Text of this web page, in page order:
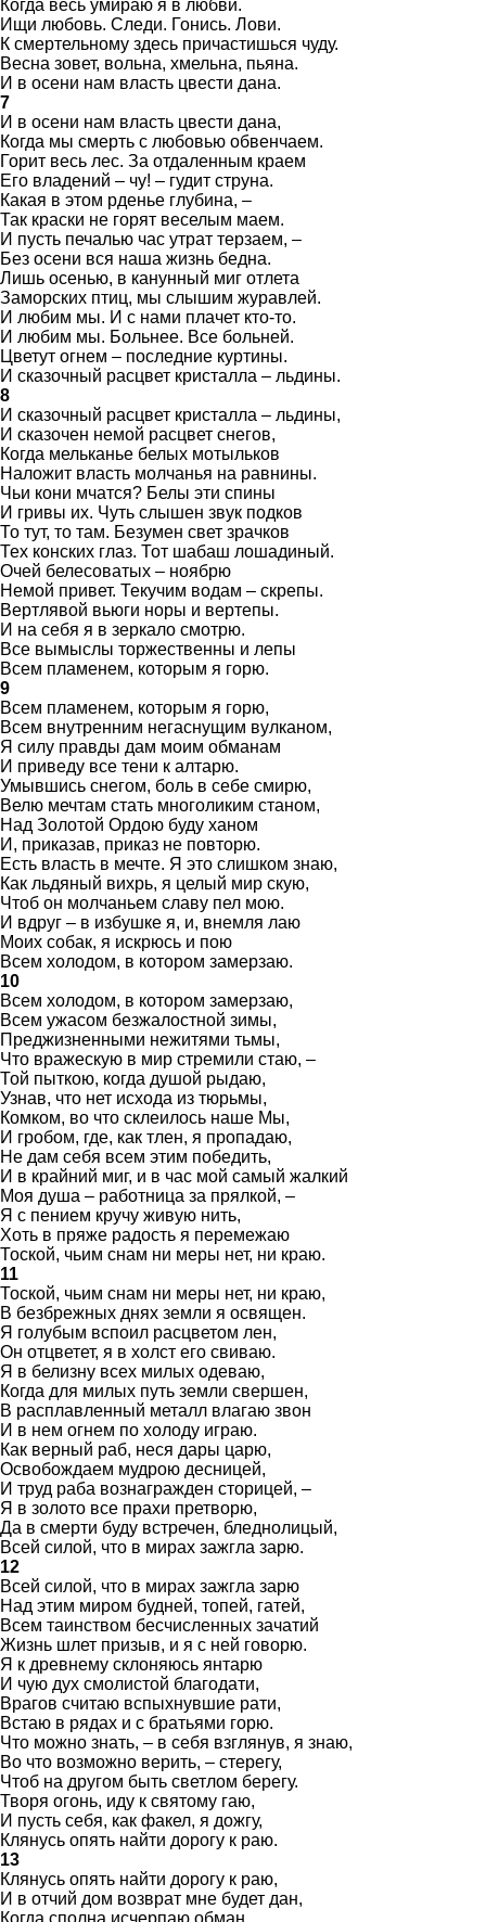
Когда весь умираю я в любви.
Ищи любовь. Следи. Гонись. Лови.
К смертельному здесь причастишься чуду.
Весна зовет, вольна, хмельна, пьяна.
И в осени нам власть цвести дана.
7
И в осени нам власть цвести дана,
Когда мы смерть с любовью обвенчаем.
Горит весь лес. За отдаленным краем
Его владений – чу! – гудит струна.
Какая в этом рденье глубина, –
Так краски не горят веселым маем.
И пусть печалью час утрат терзаем, –
Без осени вся наша жизнь бедна.
Лишь осенью, в канунный миг отлета
Заморских птиц, мы слышим журавлей.
И любим мы. И с нами плачет кто-то.
И любим мы. Больнее. Все больней.
Цветут огнем – последние куртины.
И сказочный расцвет кристалла – льдины.
8
И сказочный расцвет кристалла – льдины,
И сказочен немой расцвет снегов,
Когда мельканье белых мотыльков
Наложит власть молчанья на равнины.
Чьи кони мчатся? Белы эти спины
И гривы их. Чуть слышен звук подков
То тут, то там. Безумен свет зрачков
Тех конских глаз. Тот шабаш лошадиный.
Очей белесоватых – ноябрю
Немой привет. Текучим водам – скрепы.
Вертлявой вьюги норы и вертепы.
И на себя я в зеркало смотрю.
Все вымыслы торжественны и лепы
Всем пламенем, которым я горю.
9
Всем пламенем, которым я горю,
Всем внутренним негаснущим вулканом,
Я силу правды дам моим обманам
И приведу все тени к алтарю.
Умывшись снегом, боль в себе смирю,
Велю мечтам стать многоликим станом,
Над Золотой Ордою буду ханом
И, приказав, приказ не повторю.
Есть власть в мечте. Я это слишком знаю,
Как льдяный вихрь, я целый мир скую,
Чтоб он молчаньем славу пел мою.
И вдруг – в избушке я, и, внемля лаю
Моих собак, я искрюсь и пою
Всем холодом, в котором замерзаю.
10
Всем холодом, в котором замерзаю,
Всем ужасом безжалостной зимы,
Преджизненными нежитями тьмы,
Что вражескую в мир стремили стаю, –
Той пыткою, когда душой рыдаю,
Узнав, что нет исхода из тюрьмы,
Комком, во что склеилось наше Мы,
И гробом, где, как тлен, я пропадаю,
Не дам себя всем этим победить,
И в крайний миг, и в час мой самый жалкий
Моя душа – работница за прялкой, –
Я с пением кручу живую нить,
Хоть в пряже радость я перемежаю
Тоской, чьим снам ни меры нет, ни краю.
11
Тоской, чьим снам ни меры нет, ни краю,
В безбрежных днях земли я освящен.
Я голубым вспоил расцветом лен,
Он отцветет, я в холст его свиваю.
Я в белизну всех милых одеваю,
Когда для милых путь земли свершен,
В расплавленный металл влагаю звон
И в нем огнем по холоду играю.
Как верный раб, неся дары царю,
Освобождаем мудрою десницей,
И труд раба вознагражден сторицей, –
Я в золото все прахи претворю,
Да в смерти буду встречен, бледнолицый,
Всей силой, что в мирах зажгла зарю.
12
Всей силой, что в мирах зажгла зарю
Над этим миром будней, топей, гатей,
Всем таинством бесчисленных зачатий
Жизнь шлет призыв, и я с ней говорю.
Я к древнему склоняюсь янтарю
И чую дух смолистой благодати,
Врагов считаю вспыхнувшие рати,
Встаю в рядах и с братьями горю.
Что можно знать, – в себя взглянув, я знаю,
Во что возможно верить, – стерегу,
Чтоб на другом быть светлом берегу.
Творя огонь, иду к святому гаю,
И пусть себя, как факел, я дожгу,
Клянусь опять найти дорогу к раю.
13
Клянусь опять найти дорогу к раю,
И в отчий дом возврат мне будет дан,
Когда сполна исчерпаю обман,